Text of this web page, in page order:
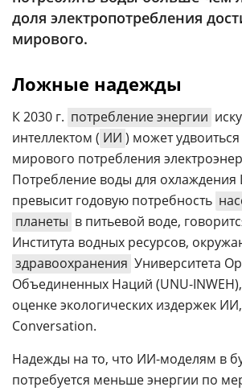
издании
Реклама
Контакты
Telegram
Дзен
Rutube
доля электропотребления
мирового.
Ложные надежды
К 2030 г. потребление энергии
интеллектом ( ИИ ) может
мирового потребления
Потребление воды для
превысит годовую потребность
планеты в питьевой воде,
Института водных ресурсов,
здравоохранения Университета
Объединенных Наций (UNU-
оценке экологических издержек
Conversation.
Надежды на то, что ИИ-моделям в
потребуется меньше энергии по